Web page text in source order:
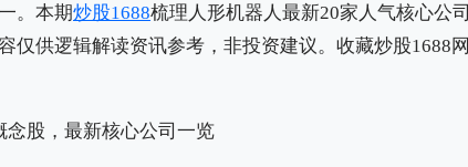
。本期炒股1688梳理人形机器人最新20家人气核心公司
仅供逻辑解读资讯参考，非投资建议。收藏炒股1688网